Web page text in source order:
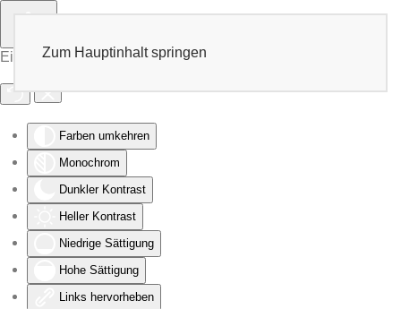
Eingabehilfen öffnen
Farben umkehren
Monochrom
Dunkler Kontrast
Heller Kontrast
Niedrige Sättigung
Hohe Sättigung
Links hervorheben
Zum Hauptinhalt springen